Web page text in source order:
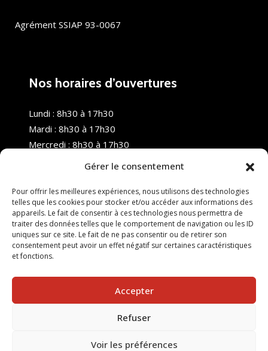
Gérer le consentement
Pour offrir les meilleures expériences, nous utilisons des technologies
telles que les cookies pour stocker et/ou accéder aux informations des
appareils. Le fait de consentir à ces technologies nous permettra de
traiter des données telles que le comportement de navigation ou les ID
uniques sur ce site. Le fait de ne pas consentir ou de retirer son
consentement peut avoir un effet négatif sur certaines caractéristiques
et fonctions.
Accepter
Refuser
Voir les préférences
Agrément SSIAP 93-0067
Nos horaires d’ouvertures
Lundi : 8h30 à 17h30
Mardi : 8h30 à 17h30
Mercredi : 8h30 à 17h30
Samedi : Fermé
Dimanche : Fermé
© 2025 Nouvel R Formation - TOUS DROITS RÉSERVÉS -
SITE RÉALISÉ PAR :INGÉNIERIE TECH